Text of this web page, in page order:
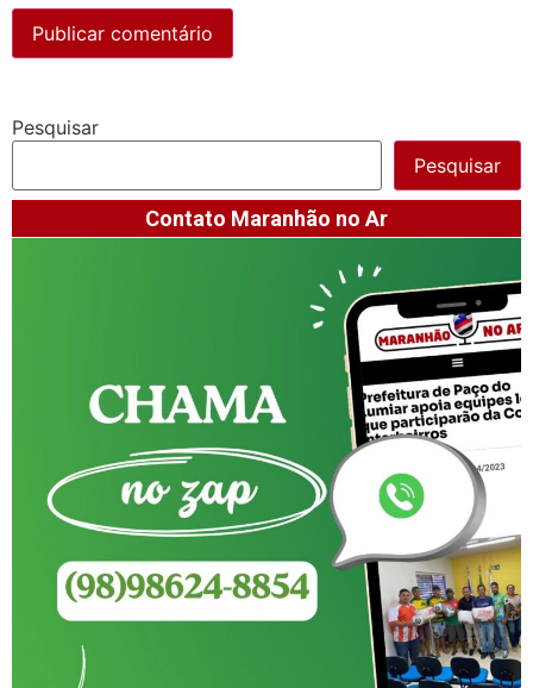
Pesquisar
Pesquisar
Contato Maranhão no Ar